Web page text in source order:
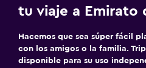
tu viaje a Emirato
Hacemos que sea súper fácil
con los amigos o la familia.
disponible para su uso